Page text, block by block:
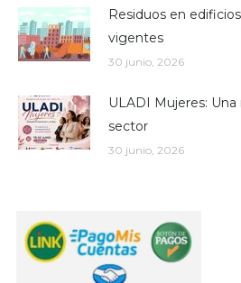
Residuos en
vigentes
30 junio, 2026
ULADI Mujeres:
sector
30 junio, 2026